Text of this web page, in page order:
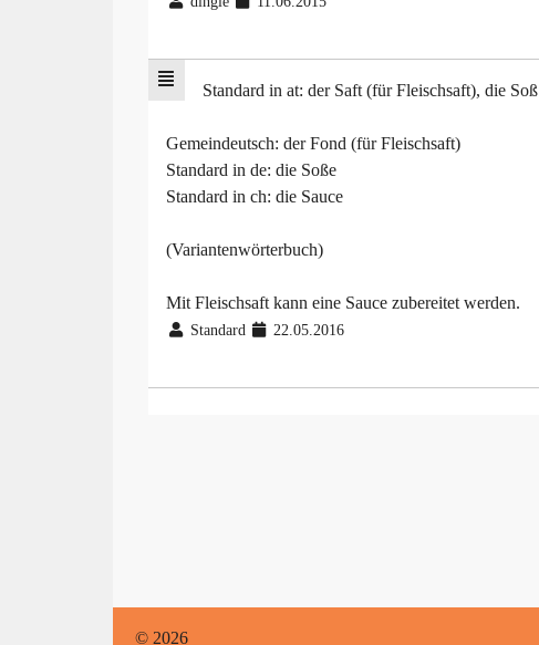
Standard in at: der Saft (für Fleischsaft), die So­ß
Gemeindeutsch: der Fond (für Fleischsaft)
Standard in de: die So­ße
Standard in ch: die Sauce
(Variantenwörterbuch)
Mit Fleischsaft kann eine Sauce zubereitet werden.
Standard 22.05.2016
© 2026